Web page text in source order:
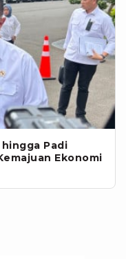
hingga Padi
Ekonomi